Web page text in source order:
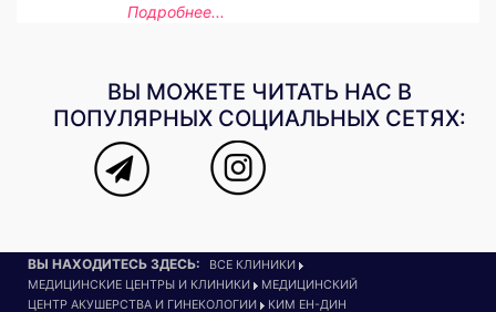
Подробнее...
ВЫ МОЖЕТЕ ЧИТАТЬ НАС В
ПОПУЛЯРНЫХ СОЦИАЛЬНЫХ СЕТЯХ:
ВЫ НАХОДИТЕСЬ ЗДЕСЬ:
ВСЕ КЛИНИКИ
МЕДИЦИНСКИЕ ЦЕНТРЫ И КЛИНИКИ
МЕДИЦИНСКИЙ
ЦЕНТР АКУШЕРСТВА И ГИНЕКОЛОГИИ
КИМ ЕН-ДИН